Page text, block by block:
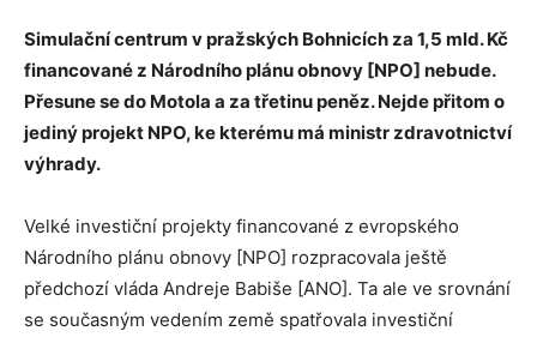
Simulační centrum v pražských Bohnicích za 1,5 mld. Kč
financované z Národního plánu obnovy [NPO] nebude.
Přesune se do Motola a za třetinu peněz. Nejde přitom o
jediný projekt NPO, ke kterému má ministr zdravotnictví
výhrady.
Velké investiční projekty financované z evropského
Národního plánu obnovy [NPO] rozpracovala ještě
předchozí vláda Andreje Babiše [ANO]. Ta ale ve srovnání
se současným vedením země spatřovala investiční